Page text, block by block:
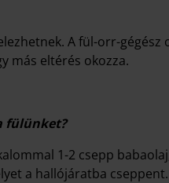
A fül-orr-gégész
más eltérés okozza.
fülünket?
1-2 csepp
a hallójáratba